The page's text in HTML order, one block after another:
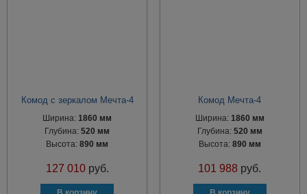
Комод с зеркалом Мечта-4
Ширина:1860 мм
Глубина:520 мм
Высота:890 мм
127 010 руб.
Комод Мечта-4
Ширина: 1860 мм
Глубина: 520 мм
Высота: 890 мм
101 988 руб.